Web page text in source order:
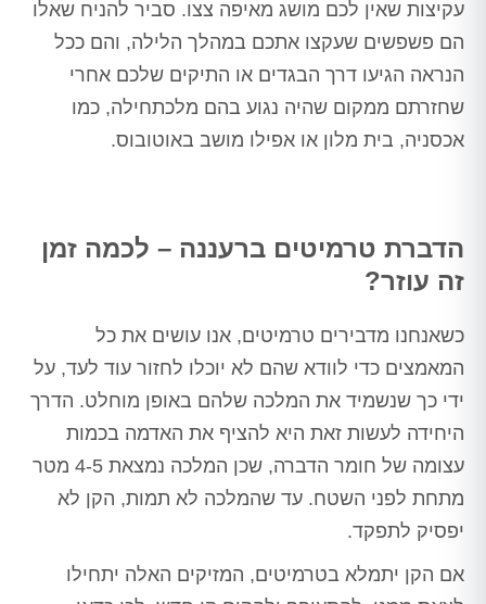
עקיצות שאין לכם מושג מאיפה צצו. סביר להניח שאלו
הם פשפשים שעקצו אתכם במהלך הלילה, והם ככל
הנראה הגיעו דרך הבגדים או התיקים שלכם אחרי
שחזרתם ממקום שהיה נגוע בהם מלכתחילה, כמו
אכסניה, בית מלון או אפילו מושב באוטובוס.
הדברת טרמיטים ברעננה – לכמה זמן
זה עוזר?
כשאנחנו מדבירים טרמיטים, אנו עושים את כל
המאמצים כדי לוודא שהם לא יוכלו לחזור עוד לעד, על
ידי כך שנשמיד את המלכה שלהם באופן מוחלט. הדרך
היחידה לעשות זאת היא להציף את האדמה בכמות
עצומה של חומר הדברה, שכן המלכה נמצאת 4-5 מטר
מתחת לפני השטח. עד שהמלכה לא תמות, הקן לא
יפסיק לתפקד.
אם הקן יתמלא בטרמיטים, המזיקים האלה יתחילו